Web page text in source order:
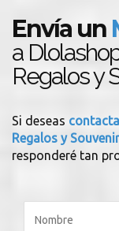
Envía un
a
Regalos y
Si deseas
Regalos y
responderé tan